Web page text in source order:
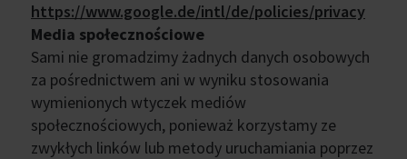
https://www.google.de/intl/de/policies/privacy
Media społecznościowe
Sami nie gromadzimy żadnych danych osobowych
za pośrednictwem ani w wyniku stosowania
wymienionych wtyczek mediów
społecznościowych, ponieważ korzystamy ze
zwykłych linków lub metody uruchamiania poprzez